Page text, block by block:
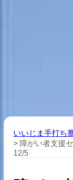
いいじま手打ち
> 障がい者支援
12/5